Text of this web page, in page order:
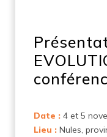
Date : 4 et 5
Lieu : Nules,